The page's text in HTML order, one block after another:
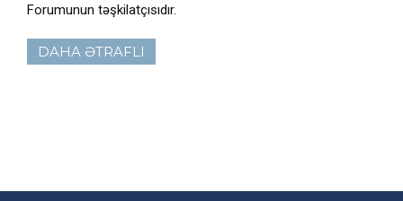
Forumunun təşkilatçısıdır.
DAHA ƏTRAFLI